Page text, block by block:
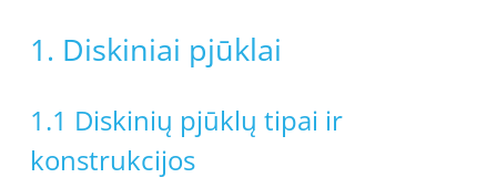
1. Diskiniai pjūklai
1.1 Diskinių pjūklų tipai ir
konstrukcijos